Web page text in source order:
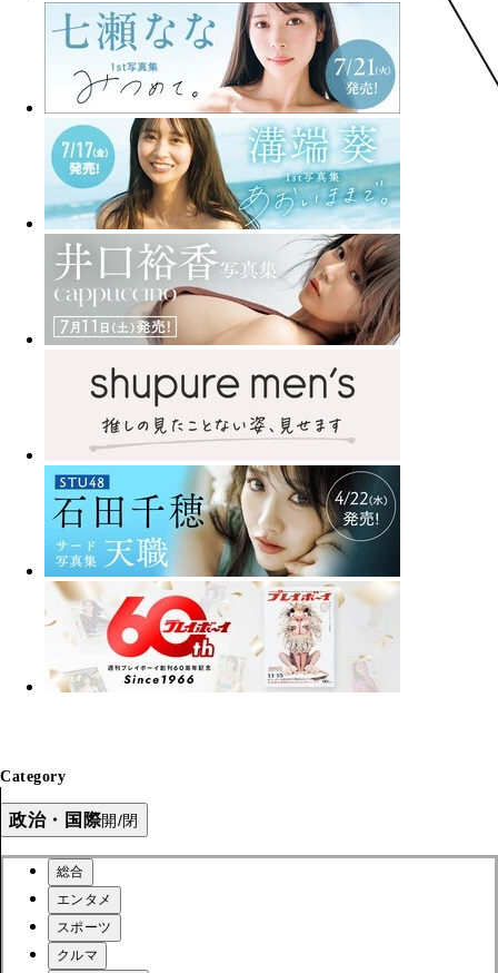
Category
政治・国際開/閉
総合
エンタメ
スポーツ
クルマ